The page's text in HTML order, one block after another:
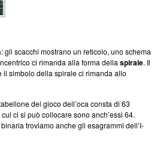
scacchi mostrano un reticolo, uno schema
ci rimanda alla forma della spirale. Il
il simbolo della spirale ci rimanda allo
del gioco dell’oca consta di 63
ci si può collocare sono anch’essi 64.
troviamo anche gli esagrammi dell’I-